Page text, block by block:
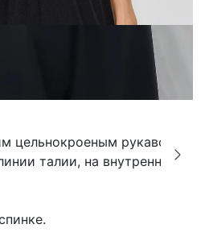
цельнокроеным рукавом.
талии, на внутренней